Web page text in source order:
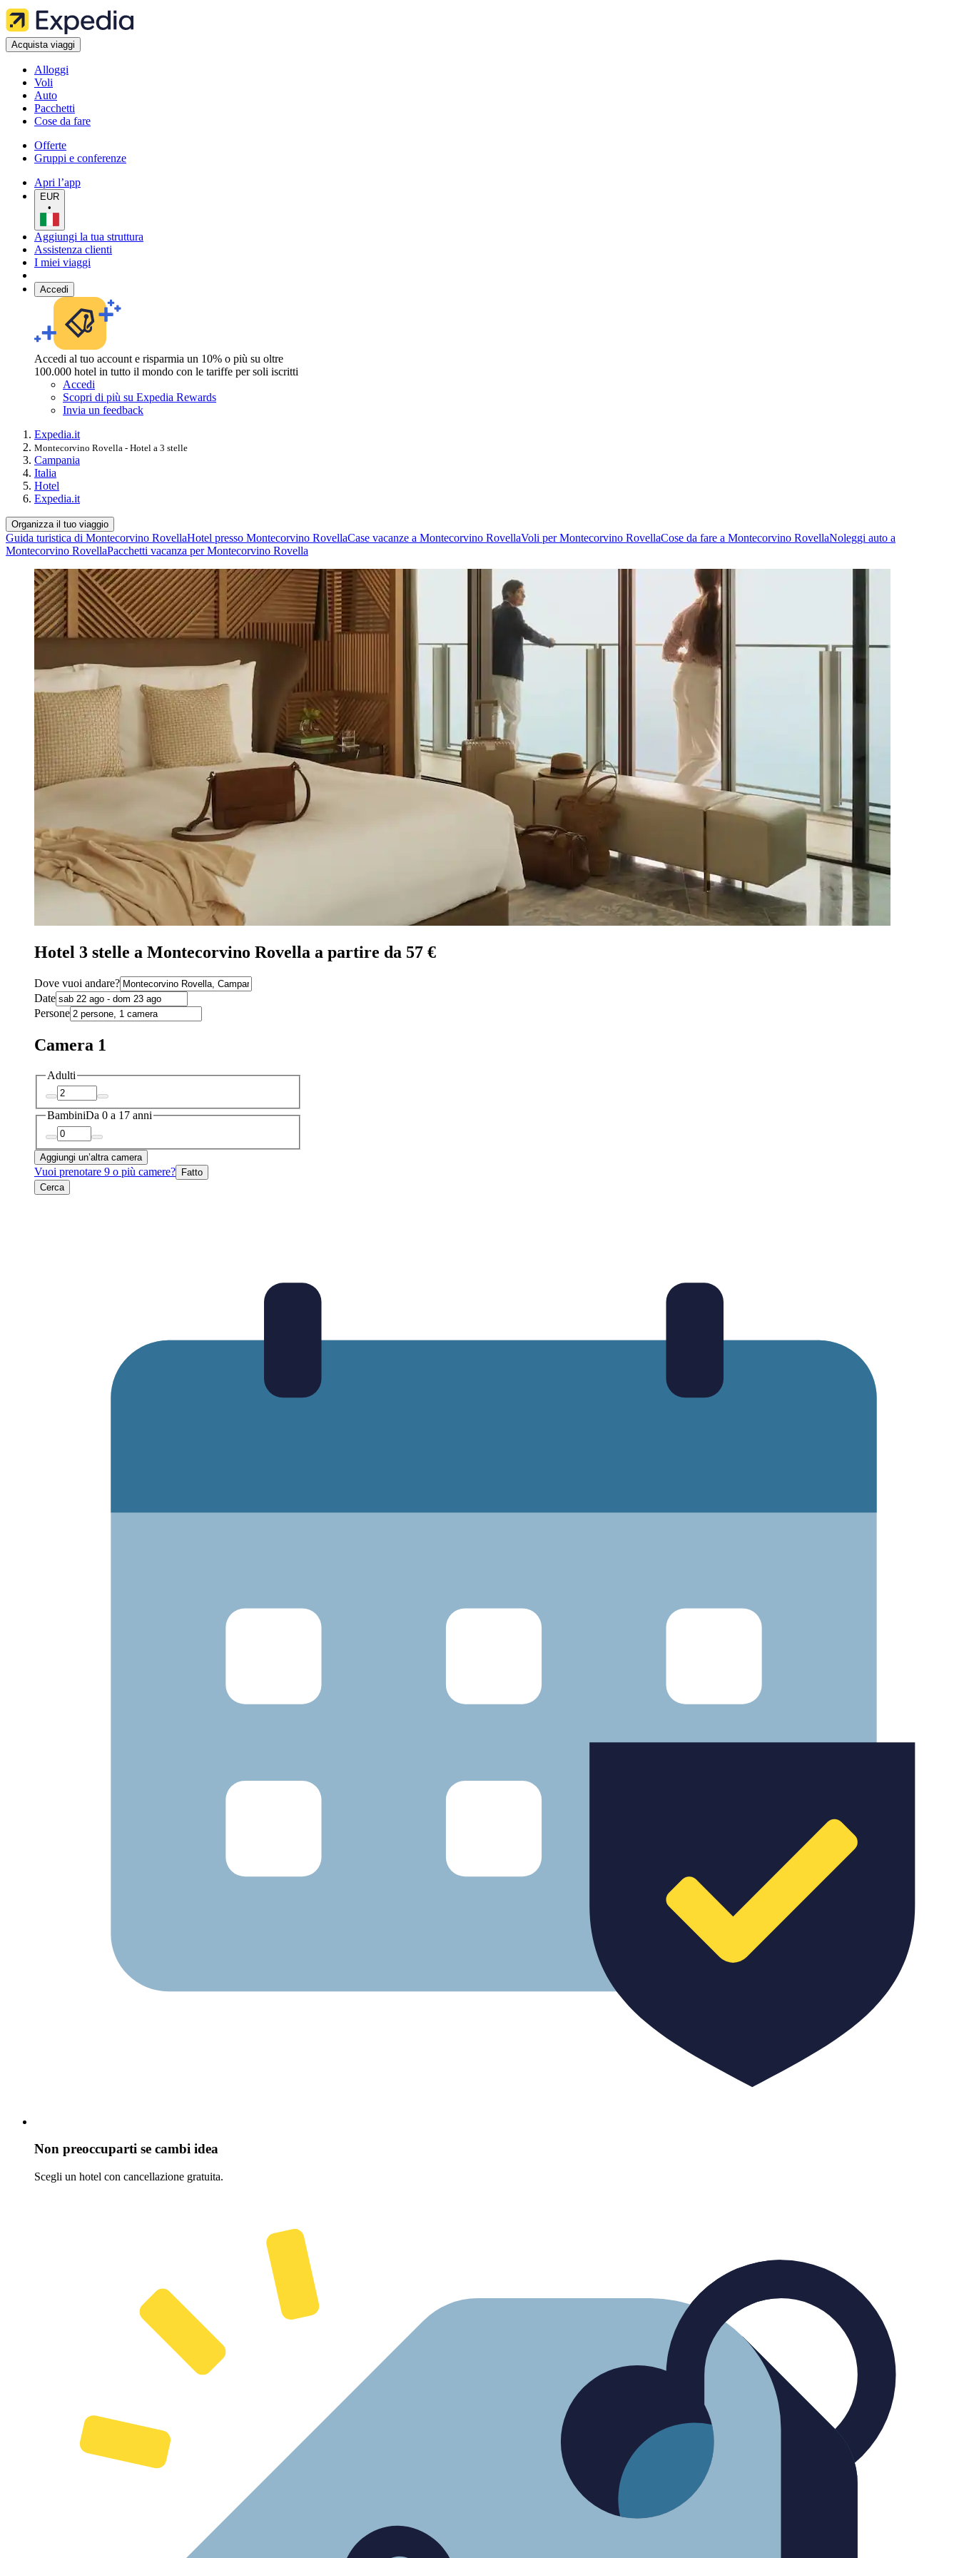
Acquista viaggi
Alloggi
Voli
Auto
Pacchetti
Cose da fare
Offerte
Gruppi e conferenze
Apri l’app
EUR
•
Aggiungi la tua struttura
Assistenza clienti
I miei viaggi
Accedi
Accedi al tuo account e risparmia un 10% o più su oltre
100.000 hotel in tutto il mondo con le tariffe per soli iscritti
Accedi
Scopri di più su Expedia Rewards
Invia un feedback
Expedia.it
Montecorvino Rovella - Hotel a 3 stelle
Campania
Italia
Hotel
Expedia.it
Organizza il tuo viaggio
Guida turistica di Montecorvino RovellaHotel presso Montecorvino RovellaCase vacanze a Montecorvino RovellaVoli per Montecorvino RovellaCose da fare a Montecorvino RovellaNoleggi auto a
Montecorvino RovellaPacchetti vacanza per Montecorvino Rovella
Hotel 3 stelle a Montecorvino Rovella a partire da 57 €
Dove vuoi andare?
Date
Persone
Camera 1
Adulti
BambiniDa 0 a 17 anni
Aggiungi un’altra camera
Vuoi prenotare 9 o più camere? Fatto
Cerca
Non preoccuparti se cambi idea
Scegli un hotel con cancellazione gratuita.